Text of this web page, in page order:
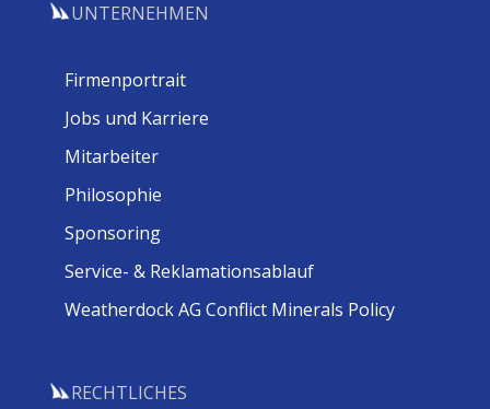
UNTERNEHMEN
Firmenportrait
Jobs und Karriere
Mitarbeiter
Philosophie
Sponsoring
Service- & Reklamationsablauf
Weatherdock AG Conflict Minerals Policy
RECHTLICHES